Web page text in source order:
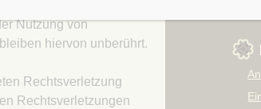
Nutzung von
hiervon unberührt.
Rechtsverletzung
Rechtsverletzungen